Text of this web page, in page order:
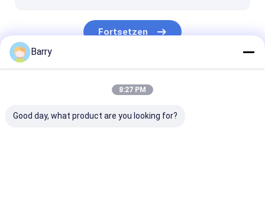
Silikon-Dichtstoff
Fortsetzen
Barry
8:27 PM
Good day, what product are you looking for?